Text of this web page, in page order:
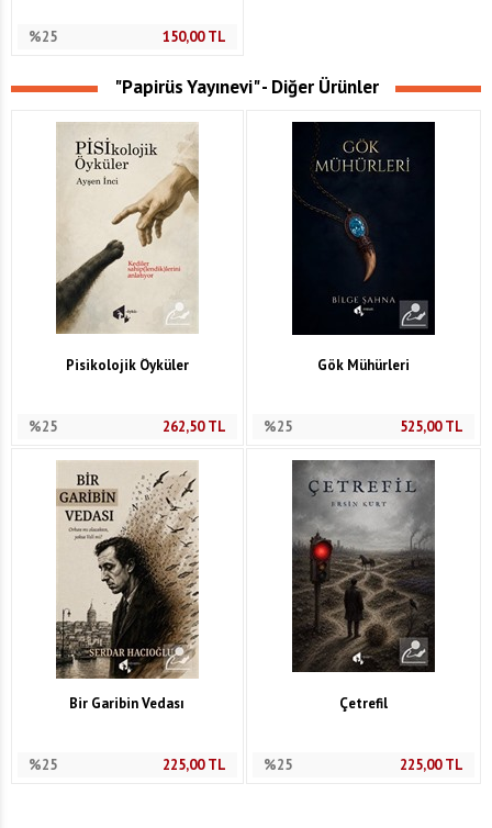
%25 150,00TL
"Papirüs Yayınevi" - Diğer Ürünler
Pisikolojik Öyküler
%25 262,50TL
Gök Mühürleri
%25 525,00TL
Bir Garibin Vedası
%25 225,00TL
Çetrefil
%25 225,00TL